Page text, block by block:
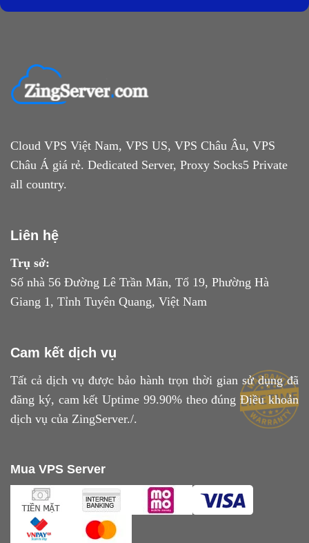
Cloud VPS Việt Nam, VPS US, VPS Châu Âu, VPS
Châu Á giá rẻ. Dedicated Server, Proxy Socks5 Private
all country.
Liên hệ
Trụ sở:
Số nhà 56 Đường Lê Trần Mãn, Tổ 19, Phường Hà
Giang 1, Tỉnh Tuyên Quang, Việt Nam
Cam kết dịch vụ
Tất cả dịch vụ được bảo hành trọn thời gian sử dụng đã
đăng ký, cam kết Uptime 99.90% theo đúngĐiều khoản
dịch vụ của ZingServer./.
Mua VPS Server